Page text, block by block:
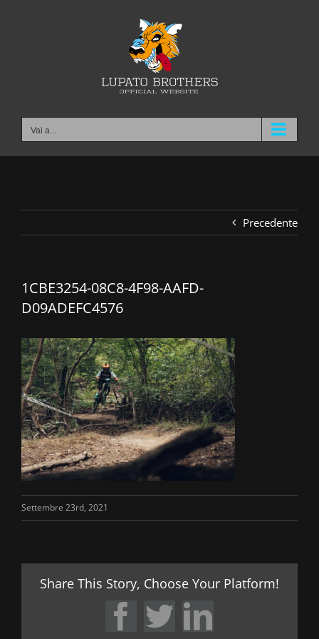
Vai a...
Precedente
1CBE3254-08C8-4F98-AAFD-
D09ADEFC4576
Settembre 23rd, 2021
Share This Story, Choose Your Platform!
Facebook
TwitterLinkedIn